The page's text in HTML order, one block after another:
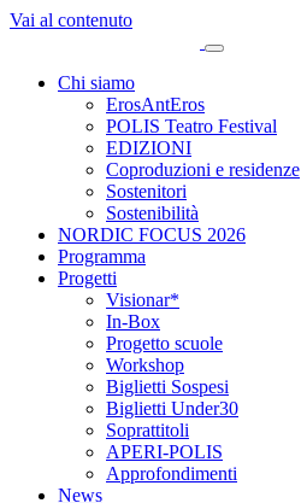
Vai al contenuto
Chi siamo
ErosAntEros
POLIS Teatro Festival
EDIZIONI
Coproduzioni e residenze
Sostenitori
Sostenibilità
NORDIC FOCUS 2026
Programma
Progetti
Visionar*
In-Box
Progetto scuole
Workshop
Biglietti Sospesi
Biglietti Under30
Soprattitoli
APERI-POLIS
Approfondimenti
News